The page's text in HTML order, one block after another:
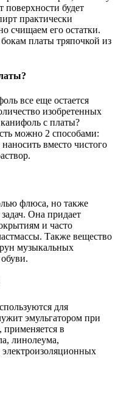
поверхности будет
практически
счищаем его остатки.
платы тряпочкой из
все еще остается
изобретенных
с платы?
можно 2 способами:
вместо чистого
флюса, но также
Она придает
и часто
Также вещество
музыкальных
для
эмульгатором при
применяется в
линолеума,